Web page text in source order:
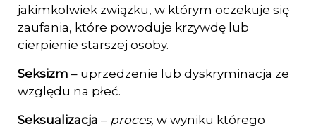
jakimkolwiek związku, w którym ocze­kuje się
zaufania, które powoduje krzywdę lub
cierpienie starszej osoby.
Seksizm – uprzedzenie lub dyskryminacja ze
względu na płeć.
Seksualizacja – proces, w wyniku którego